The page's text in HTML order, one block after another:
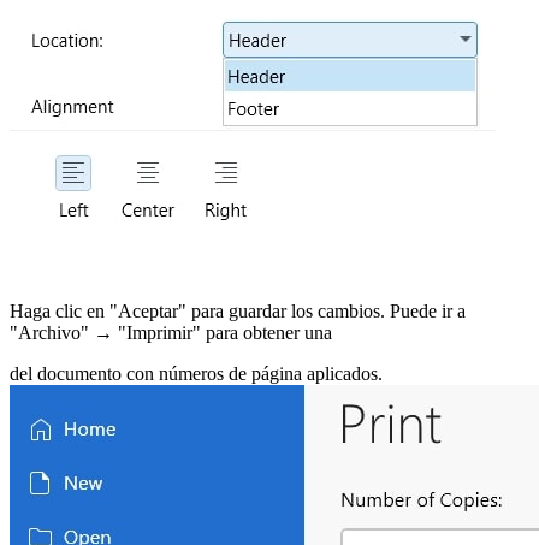
Haga clic en "Aceptar" para guardar los cambios. Puede ir a
"Archivo" → "Imprimir" para obtener una
del documento con números de página aplicados.